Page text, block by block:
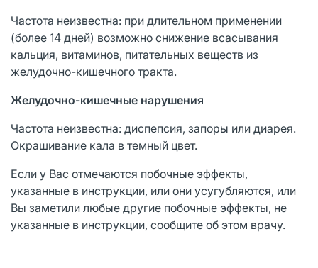
Частота неизвестна: при длительном применении
(более 14 дней) возможно снижение всасывания
кальция, витаминов, питательных веществ из
желудочно-кишечного тракта.
Желудочно-кишечные нарушения
Частота неизвестна: диспепсия, запоры или диарея.
Окрашивание кала в темный цвет.
Если у Вас отмечаются побочные эффекты,
указанные в инструкции, или они усугубляются, или
Вы заметили любые другие побочные эффекты, не
указанные в инструкции, сообщите об этом врачу.